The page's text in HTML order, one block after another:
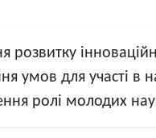
розвитку
умов для участі в
ролі молодих